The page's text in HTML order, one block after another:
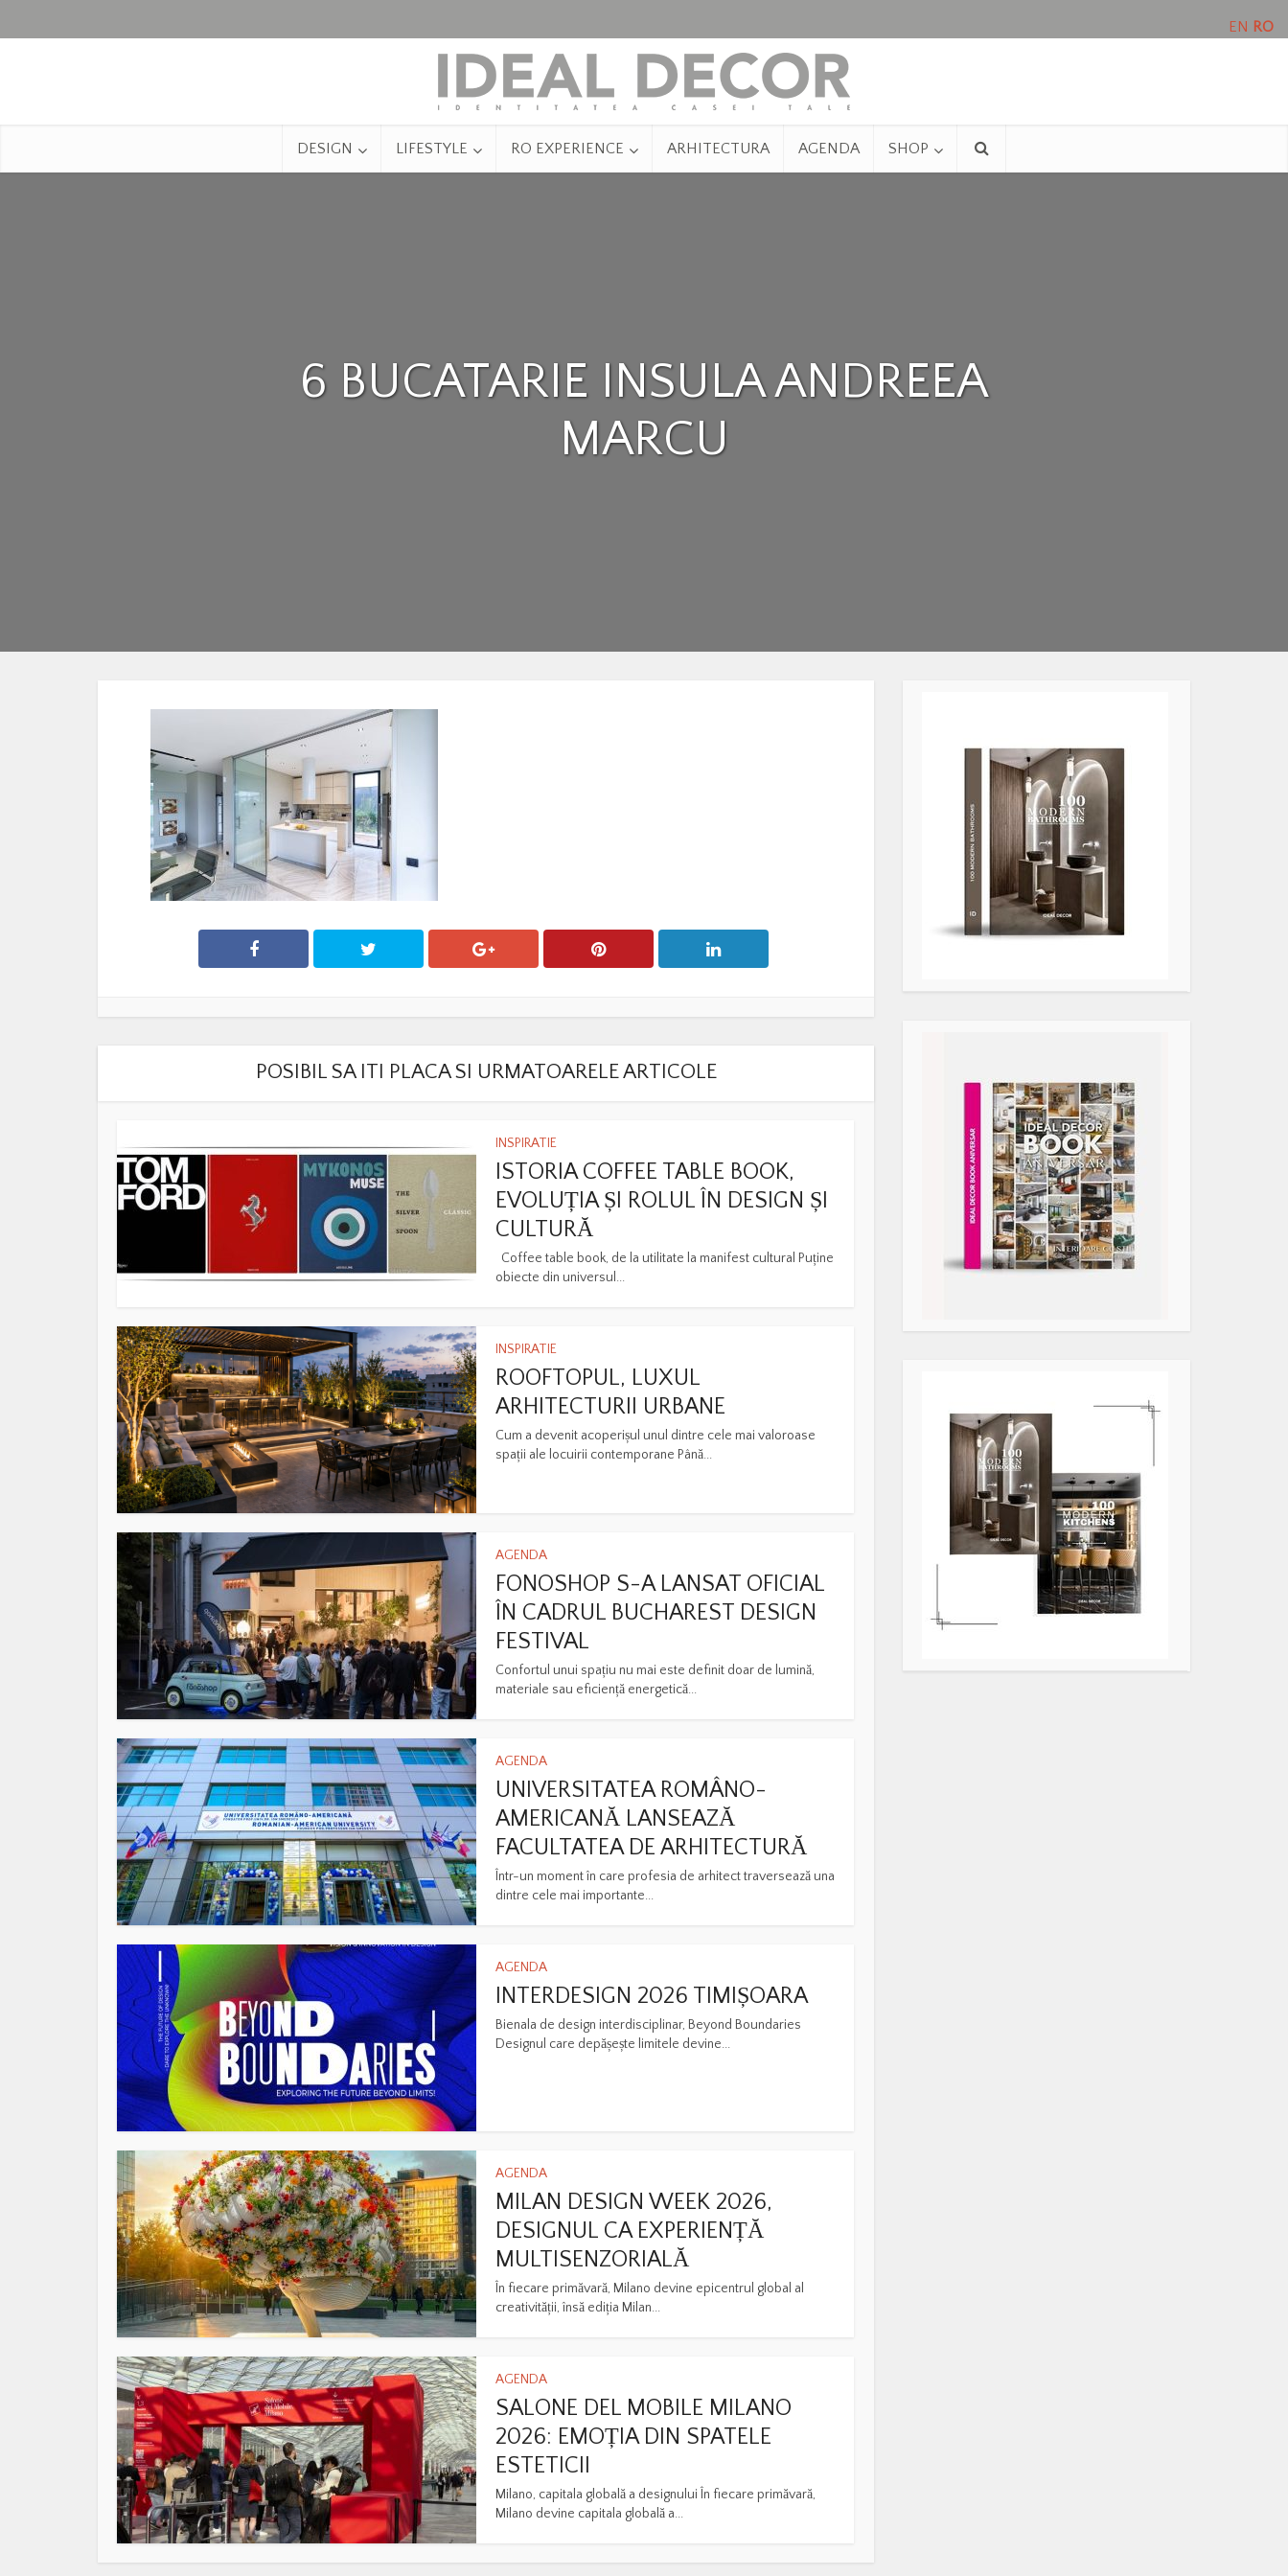
DESIGN LIFESTYLE RO EXPERIENCE ARHITECTURA AGENDA SHOP
6 BUCATARIE INSULA ANDREEA
MARCU
POSIBIL SA ITI PLACA SI URMATOARELE ARTICOLE
INSPIRATIE
ISTORIA COFFEE TABLE BOOK,
EVOLUȚIA ȘI ROLUL ÎN DESIGN ȘI
CULTURĂ
Coffee table book, de la utilitate la manifest cultural Puține
obiecte din universul...
INSPIRATIE
ROOFTOPUL, LUXUL
ARHITECTURII URBANE
Cum a devenit acoperișul unul dintre cele mai valoroase
spații ale locuirii contemporane Până...
AGENDA
FONOSHOP S-A LANSAT OFICIAL
ÎN CADRUL BUCHAREST DESIGN
FESTIVAL
Confortul unui spațiu nu mai este definit doar de lumină,
materiale sau eficiență energetică...
AGENDA
UNIVERSITATEA ROMÂNO-
AMERICANĂ LANSEAZĂ
FACULTATEA DE ARHITECTURĂ
Într-un moment în care profesia de arhitect traversează una
dintre cele mai importante...
AGENDA
INTERDESIGN 2026 TIMIȘOARA
Bienala de design interdisciplinar, Beyond Boundaries
Designul care depășește limitele devine...
AGENDA
MILAN DESIGN WEEK 2026,
DESIGNUL CA EXPERIENȚĂ
MULTISENZORIALĂ
În fiecare primăvară, Milano devine epicentrul global al
creativității, însă ediția Milan...
AGENDA
SALONE DEL MOBILE MILANO
2026: EMOȚIA DIN SPATELE
ESTETICII
Milano, capitala globală a designului În fiecare primăvară,
Milano devine capitala globală a...
EN RO